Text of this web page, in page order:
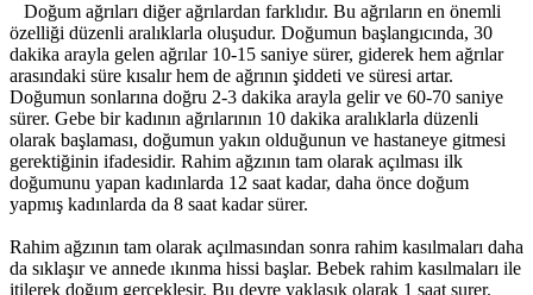
Doğum ağrıları diğer ağrılardan farklıdır. Bu ağrıların en önemli
özelliği düzenli aralıklarla oluşudur. Doğumun başlangıcında, 30
dakika arayla gelen ağrılar 10-15 saniye sürer, giderek hem ağrılar
arasındaki süre kısalır hem de ağrının şiddeti ve süresi artar.
Doğumun sonlarına doğru 2-3 dakika arayla gelir ve 60-70 saniye
sürer. Gebe bir kadının ağrılarının 10 dakika aralıklarla düzenli
olarak başlaması, doğumun yakın olduğunun ve hastaneye gitmesi
gerektiğinin ifadesidir. Rahim ağzının tam olarak açılması ilk
doğumunu yapan kadınlarda 12 saat kadar, daha önce doğum
yapmış kadınlarda da 8 saat kadar sürer.
Rahim ağzının tam olarak açılmasından sonra rahim kasılmaları daha
da sıklaşır ve annede ıkınma hissi başlar. Bebek rahim kasılmaları ile
itilerek doğum gerçekleşir. Bu devre yaklaşık olarak 1 saat surer.